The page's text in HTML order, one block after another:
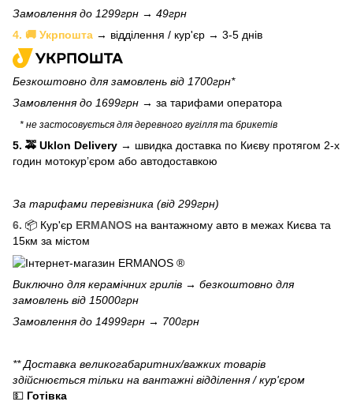
Замовлення до 1299грн → 49грн
4. 🚚 Укрпошта → відділення / кур'єр → 3-5 днів
Безкоштовно для замовлень від 1700грн*
Замовлення до 1699грн → за тарифами оператора
* не застосовується для деревного вугілля та брикетів
5. 🚕 Uklon Delivery → швидка доставка по Києву протягом 2-х
годин мотокурʼєром або автодоставкою
За тарифами перевізника (від 299грн)
6. 📦 Кур'єр ERMANOS на вантажному авто в межах Києва та
15км за містом
Виключно длякерамічних грилів → безкоштовно для
замовлень від 15000грн
Замовлення до 14999грн → 700грн
** Доставка великогабаритних/важких товарів
здійснюється тільки на вантажні відділення / кур'єром
💵 Готівка